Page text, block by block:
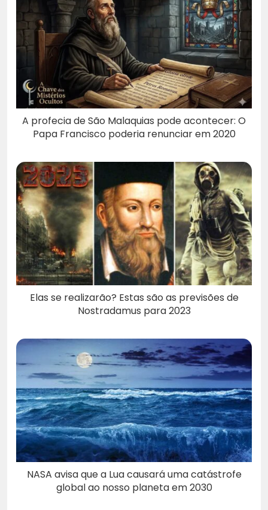
A profecia de São Malaquias pode acontecer: O
Papa Francisco poderia renunciar em 2020
Elas se realizarão? Estas são as previsões de
Nostradamus para 2023
NASA avisa que a Lua causará uma catástrofe
global ao nosso planeta em 2030